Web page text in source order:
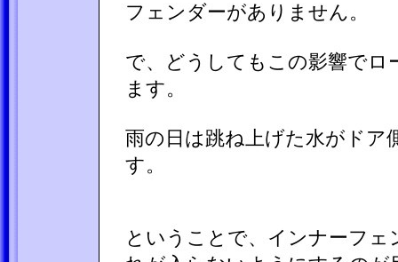
フェンダーがありません。
で、どうしてもこの影響で
ます。
雨の日は跳ね上げた水がドア
す。
ということで、インナーフ